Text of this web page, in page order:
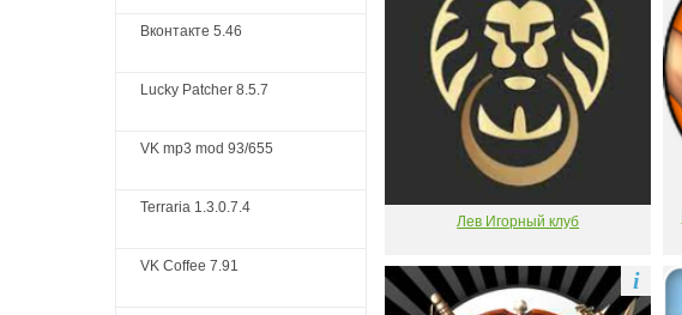
Лев Игорный клуб
i
Вконтакте 5.46
Lucky Patcher 8.5.7
VK mp3 mod 93/655
Terraria 1.3.0.7.4
VK Coffee 7.91